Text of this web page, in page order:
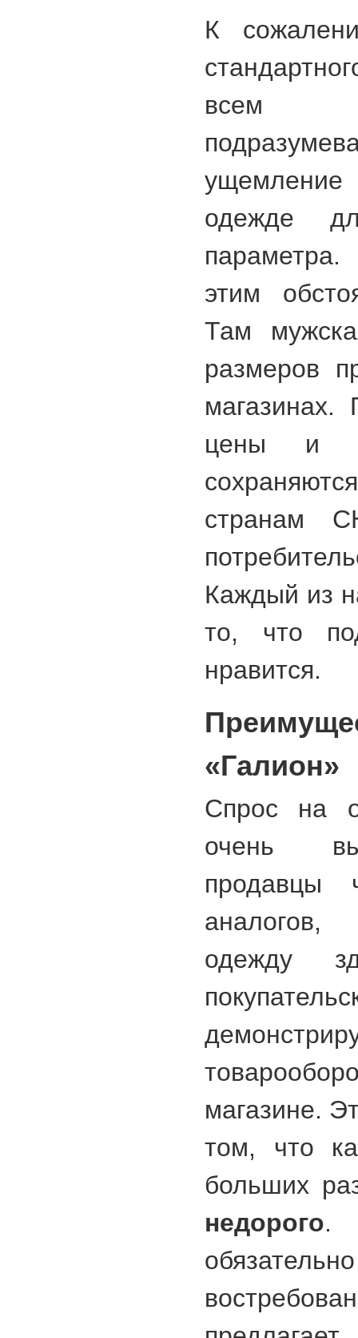
К
всем
одежде
этим
Там
размеров
цены и
странам
Каждый из
то, что
нравится.
«Галион»
Спрос на
очень
продавцы
аналогов,
одежду
магазине.
том, что
больших
недорого.